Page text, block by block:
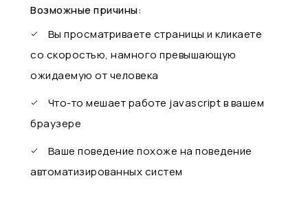
Возможные причины:
Вы просматриваете страницы и кликаете
со скоростью, намного превышающую
ожидаемую от человека
Что-то мешает работе javascript в вашем
браузере
Ваше поведение похоже на поведение
автоматизированных систем